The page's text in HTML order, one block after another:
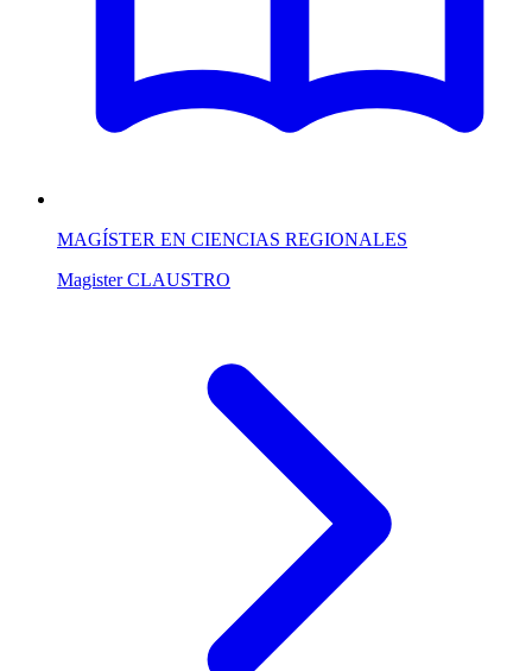
MAGÍSTER EN CIENCIAS REGIONALES
Magister CLAUSTRO